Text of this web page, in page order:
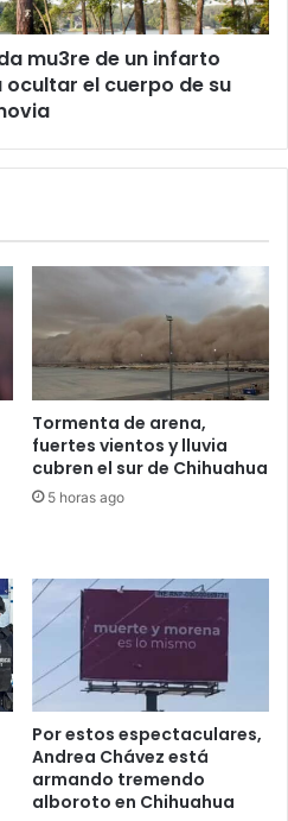
mu3re de un infarto
el cuerpo de su
Tormenta de arena,
fuertes vientos y lluvia
cubren el sur de Chihuahua
5 horas ago
Por estos espectaculares,
Andrea Chávez está
armando tremendo
alboroto en Chihuahua